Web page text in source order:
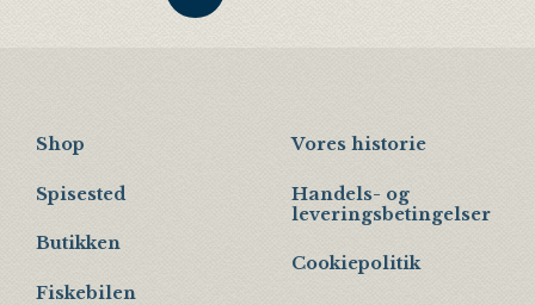
Shop
Spisested
Butikken
Fiskebilen
Vores historie
Handels- og
leveringsbetingelser
Cookiepolitik